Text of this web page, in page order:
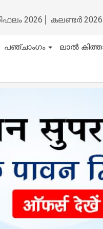
2026 കലണ്ടർ 2026
പഞ്ചാംഗം ലാൽ